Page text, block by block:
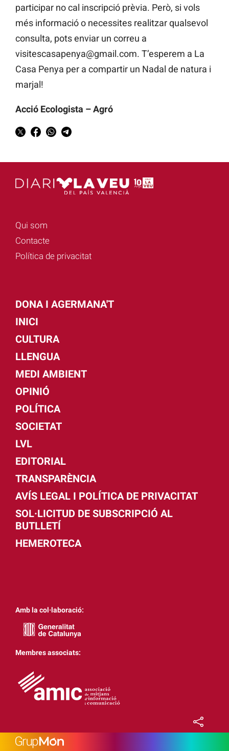
participar no cal inscripció prèvia. Però, si vols
més informació o necessites realitzar qualsevol
consulta, pots enviar un correu a
visitescasapenya@gmail.com. T’esperem a La
Casa Penya per a compartir un Nadal de natura i
marjal!
Acció Ecologista – Agró
Qui som
Contacte
Política de privacitat
DONA I AGERMANA'T
INICI
CULTURA
LLENGUA
MEDI AMBIENT
OPINIÓ
POLÍTICA
SOCIETAT
LVL
EDITORIAL
TRANSPARÈNCIA
AVÍS LEGAL I POLÍTICA DE PRIVACITAT
SOL·LICITUD DE SUBSCRIPCIÓ AL
BUTLLETÍ
HEMEROTECA
Amb la col·laboració:
Membres associats: